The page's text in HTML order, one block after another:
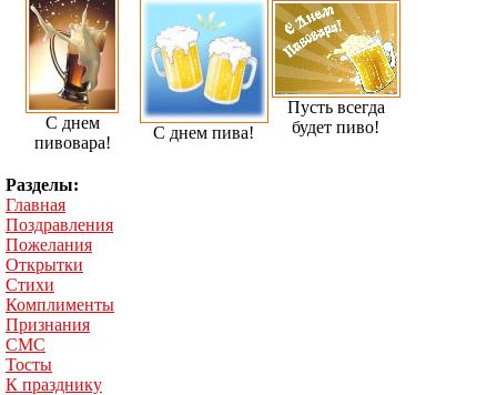
С днем
пивовара!
С днем пива!
Пусть всегда
будет пиво!
Разделы:
Главная
Поздравления
Пожелания
Открытки
Стихи
Комплименты
Признания
СМС
Тосты
К празднику